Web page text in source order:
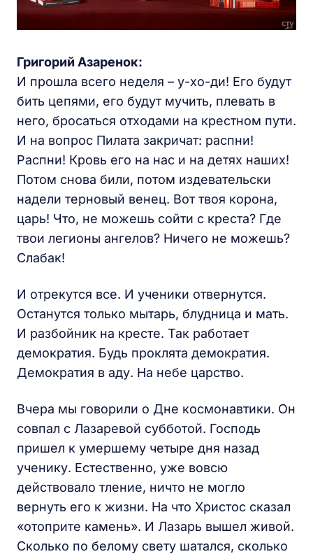
Григорий Азаренок:
И прошла всего неделя – у-хо-ди! Его будут
бить цепями, его будут мучить, плевать в
него, бросаться отходами на крестном пути.
И на вопрос Пилата закричат: распни!
Распни! Кровь его на нас и на детях наших!
Потом снова били, потом издевательски
надели терновый венец. Вот твоя корона,
царь! Что, не можешь сойти с креста? Где
твои легионы ангелов? Ничего не можешь?
Слабак!
И отрекутся все. И ученики отвернутся.
Останутся только мытарь, блудница и мать.
И разбойник на кресте. Так работает
демократия. Будь проклята демократия.
Демократия в аду. На небе царство.
Вчера мы говорили о Дне космонавтики. Он
совпал с Лазаревой субботой. Господь
пришел к умершему четыре дня назад
ученику. Естественно, уже вовсю
действовало тление, ничто не могло
вернуть его к жизни. На что Христос сказал
«отоприте камень». И Лазарь вышел живой.
Сколько по белому свету шатался, сколько